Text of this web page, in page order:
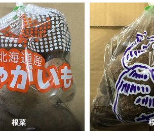
根菜